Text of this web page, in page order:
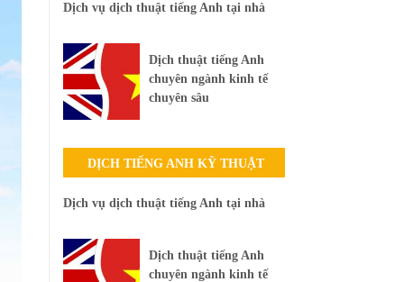
Dịch vụ dịch thuật tiếng Anh tại nhà
Dịch thuật tiếng Anh
chuyên ngành kinh tế
chuyên sâu
DỊCH TIẾNG ANH KỸ THUẬT
Dịch vụ dịch thuật tiếng Anh tại nhà
Dịch thuật tiếng Anh
chuyên ngành kinh tế